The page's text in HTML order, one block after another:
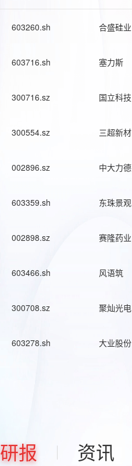
603260.sh 合盛硅业
603716.sh 塞力斯
300716.sz 国立科技
300554.sz 三超新材
002896.sz 中大力德
603359.sh 东珠景观
002898.sz 赛隆药业
603466.sh 风语筑
300708.sz 聚灿光电
603278.sh 大业股份
研报 资讯